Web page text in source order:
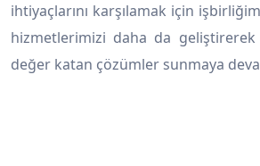
ihtiyaçlarını karşılamak için
hizmetlerimizi daha da geliştirerek
değer katan çözümler sunmaya